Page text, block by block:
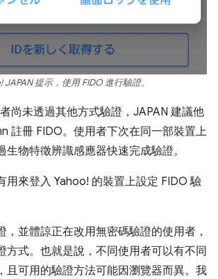
JAPAN 提示，使用 FIDO 進行驗證。
尚未透過其他方式驗證，JAPAN 建議他
註冊 FIDO。使用者下次在同一部裝置上
生物特徵辨識感應器快速完成驗證。
用來登入 Yahoo! 的裝置上設定 FIDO 驗
，並體諒正在改用無密碼驗證的使用者，
方式。也就是說，不同使用者可以有不同
且可用的驗證方法可能因瀏覽器而異。我